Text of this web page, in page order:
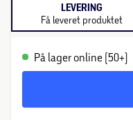
LEVERING
Få leveret produktet
På lager online (50+)